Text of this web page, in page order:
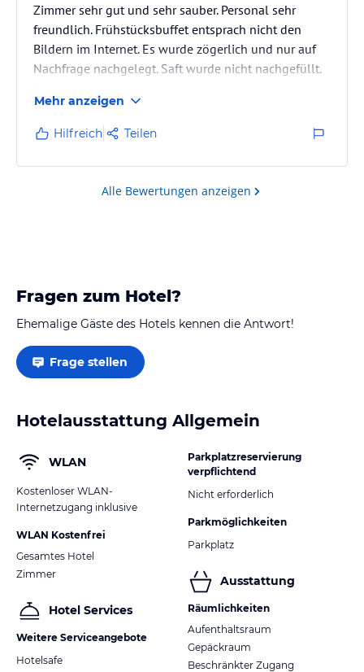
Zimmer sehr gut und sehr sauber. Personal sehr
freundlich. Frühstücksbuffet entsprach nicht den
Bildern im Internet. Es wurde zögerlich und nur auf
Nachfrage nachgelegt. Saft wurde nicht nachgefüllt.
Mehr anzeigen
Hilfreich Teilen
Alle Bewertungen anzeigen
Fragen zum Hotel?
Ehemalige Gäste des Hotels kennen die Antwort!
Frage stellen
Hotelausstattung Allgemein
WLAN
Kostenloser WLAN-
Internetzugang inklusive
WLAN Kostenfrei
Gesamtes Hotel
Zimmer
Hotel Services
Weitere Serviceangebote
Hotelsafe
Parkplatzreservierung
verpflichtend
Nicht erforderlich
Parkmöglichkeiten
Parkplatz
Ausstattung
Räumlichkeiten
Aufenthaltsraum
Gepäckraum
Beschränkter Zugang